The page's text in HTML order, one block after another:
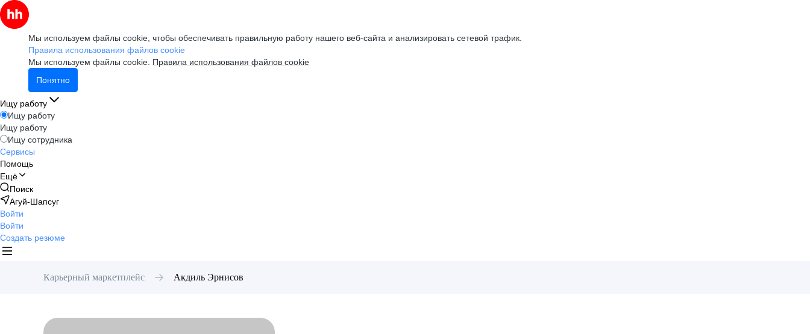
Мы используем файлы cookie, чтобы обеспечивать правильную работу нашего веб-сайта и анализировать сетевой трафик.
Правила использования файлов cookie
Мы используем файлы cookie. Правила использования файлов cookie
Понятно
Ищу работу
Ищу работу
Ищу работу
Ищу сотрудника
Сервисы
Помощь
Ещё
Поиск
Агуй-Шапсуг
Войти
Войти
Создать резюме
Карьерный маркетплейс Акдиль Эрнисов